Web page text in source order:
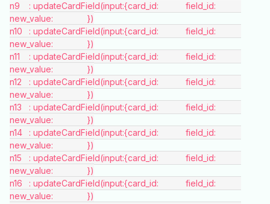
n9	: updateCardField(input:{card_id:		 field_id:
new_value:		})
n10	: updateCardField(input:{card_id:		 field_id:
new_value:		})
n11	: updateCardField(input:{card_id:		 field_id:
new_value:		})
n12	: updateCardField(input:{card_id:		 field_id:
new_value:		})
n13	: updateCardField(input:{card_id:		 field_id:
new_value:		})
n14	: updateCardField(input:{card_id:		 field_id:
new_value:		})
n15	: updateCardField(input:{card_id:		 field_id:
new_value:		})
n16	: updateCardField(input:{card_id:		 field_id:
new_value:		})